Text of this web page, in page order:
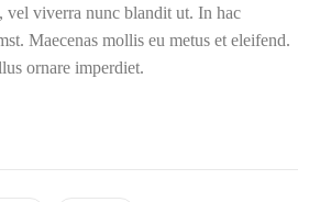
vel viverra nunc blandit ut. In hac
Maecenas mollis eu metus et eleifend.
ornare imperdiet.